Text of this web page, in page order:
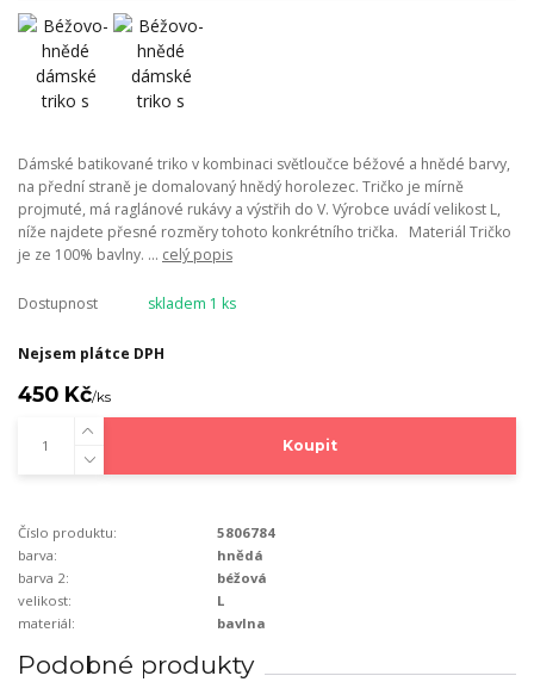
Dámské batikované triko v kombinaci světloučce béžové a hnědé barvy,
na přední straně je domalovaný hnědý horolezec. Tričko je mírně
projmuté, má raglánové rukávy a výstřih do V. Výrobce uvádí velikost L,
níže najdete přesné rozměry tohoto konkrétního trička. Materiál Tričko
je ze 100% bavlny. ... celý popis
Dostupnost skladem 1 ks
Nejsem plátce DPH
450 Kč/ks
Koupit
Číslo produktu:
5806784
barva:
hnědá
barva 2:
béžová
velikost:
L
materiál:
bavlna
Podobné produkty